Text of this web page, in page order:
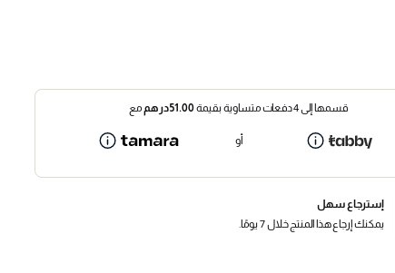
قسمها إلى 4 دفعات متساوية بقيمة 51.00درهممع
أو
إسترجاع سهل
يمكنك إرجاع هذا المنتج خلال 7 يومًا.